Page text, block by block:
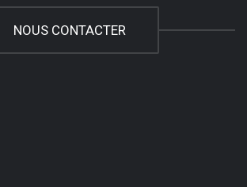
NOUS CONTACTER